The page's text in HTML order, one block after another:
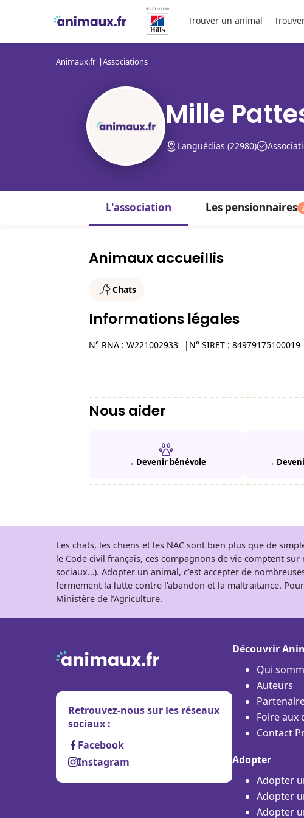
Trouver un animal
Animaux.fr Associations
Mille
Languédias (22980)
L'association Les pensionnaires
Animaux accueillis
Chats
Informations légales
N° RNA : W221002933 N° SIRET : 84979175100019
Nous aider
→ Devenir bénévole →
Les chats, les chiens et les NAC sont bien plus que de
le Code civil français, ces compagnons de vie comptent
sociaux…). Adopter un animal, c’est accepter de
fermement la lutte contre l’abandon et la maltraitance.
Ministère de l’Agriculture.
Retrouvez-nous sur les réseaux
sociaux :
Facebook
Instagram
Découvrir
Qui
Auteurs
Foire aux
Contact
Adopter
Adopter
Adopter
Adopter